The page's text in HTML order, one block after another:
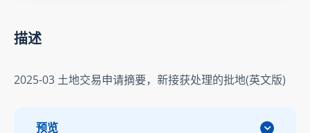
描述
2025-03 土地交易申请摘要，新接获处理的批地(英文版)
预览